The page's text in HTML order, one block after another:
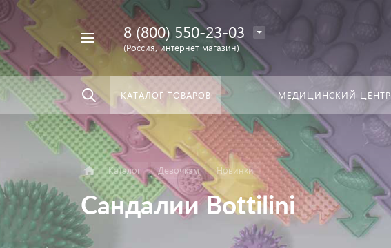
вездеНайти
8 (800) 550-23-03
(Россия, интернет-магазин)
КАТАЛОГ ТОВАРОВ МЕДИЦИНСКИЙ ЦЕНТР
Каталог Девочкам Новинки
Сандалии Bottilini